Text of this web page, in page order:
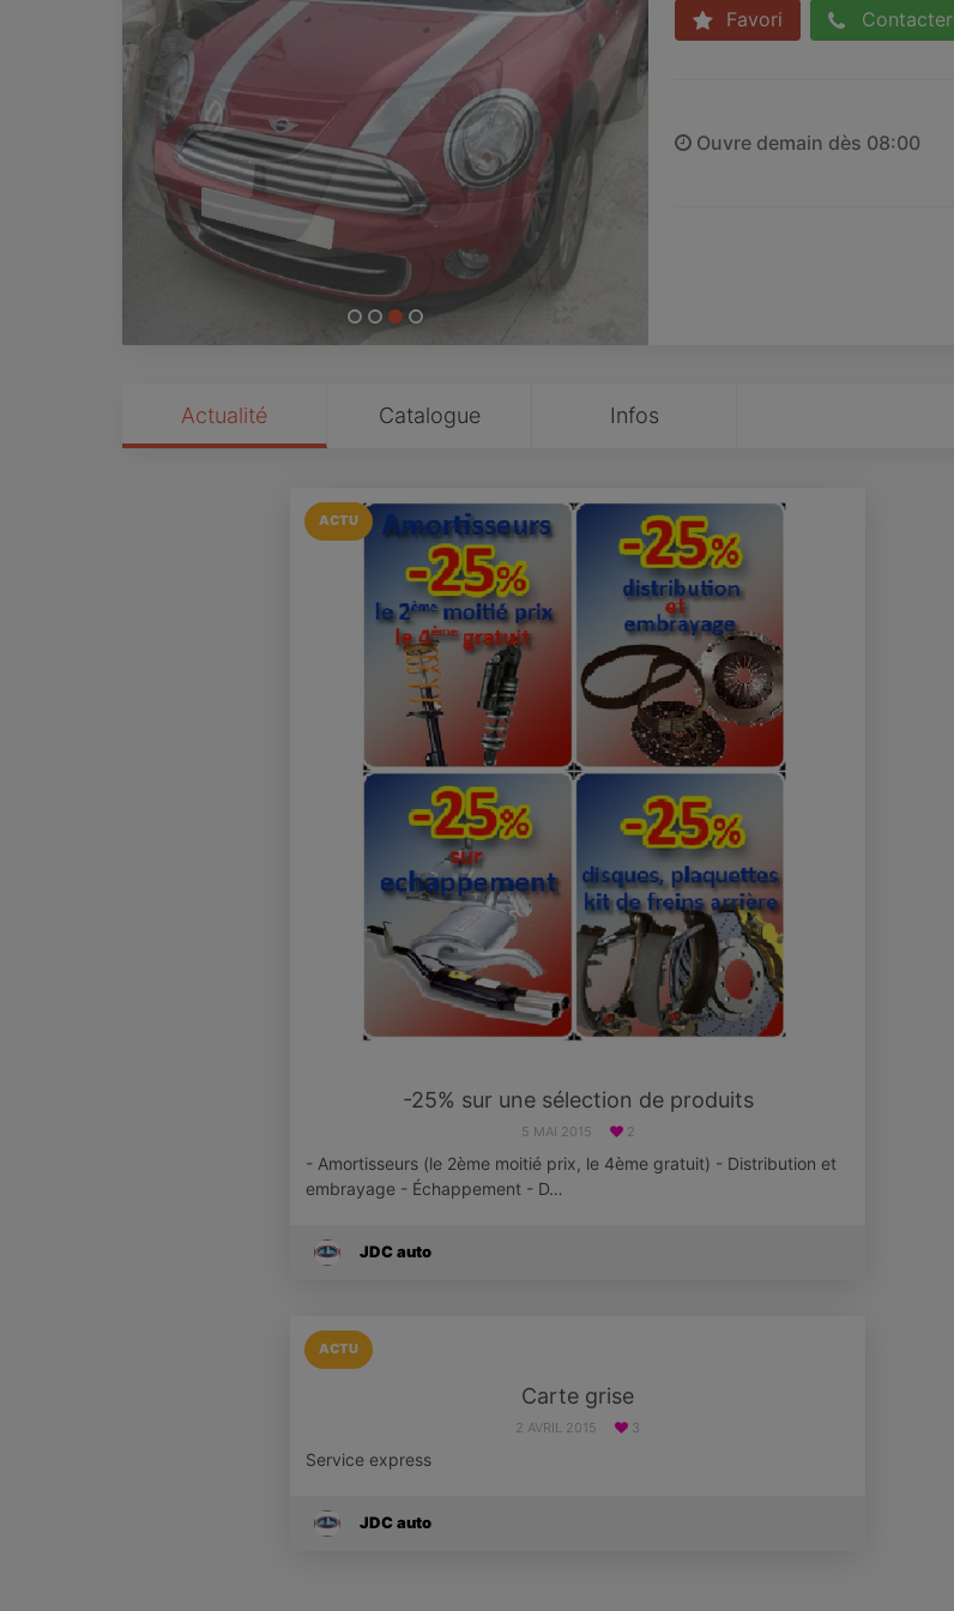
Favori Contacter
Ouvre demain dès 08:00
Actualité Catalogue Infos
ACTU
-25% sur une sélection de produits
5 MAI 2015 2
- Amortisseurs (le 2ème moitié prix, le 4ème gratuit) - Distribution et
embrayage - Échappement - D…
JDC auto
ACTU
Carte grise
2 AVRIL 2015 3
Service express
JDC auto